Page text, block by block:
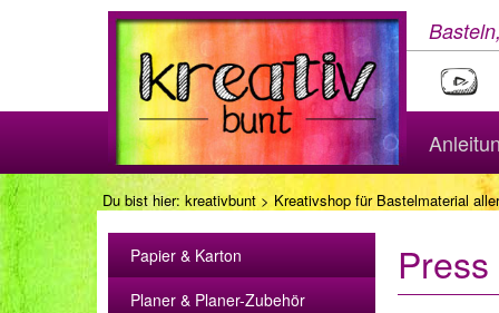
Du bist hier: kreativbunt > Kreativshop für Bastelmaterial
Papier & Karton
Planer & Planer-Zubehör